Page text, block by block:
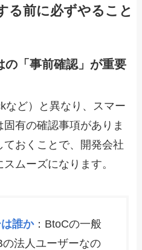
る前に必ずやること
の「事前確認」が重要
など）と異なり、スマー
固有の確認事項がありま
おくことで、開発会社
ムーズになります。
誰か：BtoCの一般
法人ユーザーなの